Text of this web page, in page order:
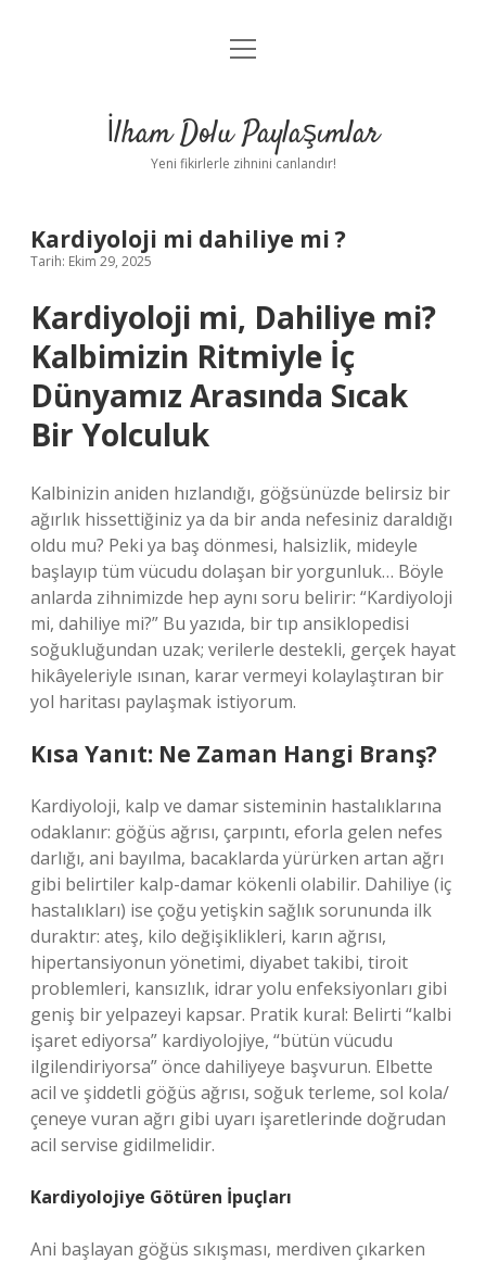
Anasayfa
Yasal Uyarı
menüyü
İlham Dolu Paylaşımlar
Yeni fikirlerle zihnini canlandır!
Kardiyoloji mi dahiliye mi ?
Tarih: Ekim 29, 2025
Kardiyoloji mi, Dahiliye mi?
Kalbimizin Ritmiyle İç
Dünyamız Arasında Sıcak
Bir Yolculuk
Kalbinizin aniden hızlandığı, göğsünüzde belirsiz bir
ağırlık hissettiğiniz ya da bir anda nefesiniz daraldığı
oldu mu? Peki ya baş dönmesi, halsizlik, mideyle
başlayıp tüm vücudu dolaşan bir yorgunluk… Böyle
anlarda zihnimizde hep aynı soru belirir: “Kardiyoloji
mi, dahiliye mi?” Bu yazıda, bir tıp ansiklopedisi
soğukluğundan uzak; verilerle destekli, gerçek hayat
hikâyeleriyle ısınan, karar vermeyi kolaylaştıran bir
yol haritası paylaşmak istiyorum.
Kısa Yanıt: Ne Zaman Hangi Branş?
Kardiyoloji, kalp ve damar sisteminin hastalıklarına
odaklanır: göğüs ağrısı, çarpıntı, eforla gelen nefes
darlığı, ani bayılma, bacaklarda yürürken artan ağrı
gibi belirtiler kalp-damar kökenli olabilir. Dahiliye (iç
hastalıkları) ise çoğu yetişkin sağlık sorununda ilk
duraktır: ateş, kilo değişiklikleri, karın ağrısı,
hipertansiyonun yönetimi, diyabet takibi, tiroit
problemleri, kansızlık, idrar yolu enfeksiyonları gibi
geniş bir yelpazeyi kapsar. Pratik kural: Belirti “kalbi
işaret ediyorsa” kardiyolojiye, “bütün vücudu
ilgilendiriyorsa” önce dahiliyeye başvurun. Elbette
acil ve şiddetli göğüs ağrısı, soğuk terleme, sol kola/
çeneye vuran ağrı gibi uyarı işaretlerinde doğrudan
acil servise gidilmelidir.
Kardiyolojiye Götüren İpuçları
Ani başlayan göğüs sıkışması, merdiven çıkarken